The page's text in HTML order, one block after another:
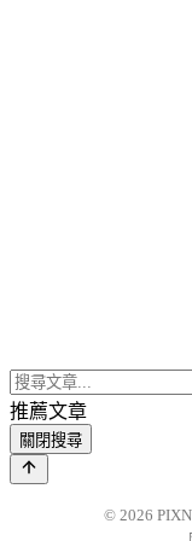
推薦文章
關閉搜尋
© 2026